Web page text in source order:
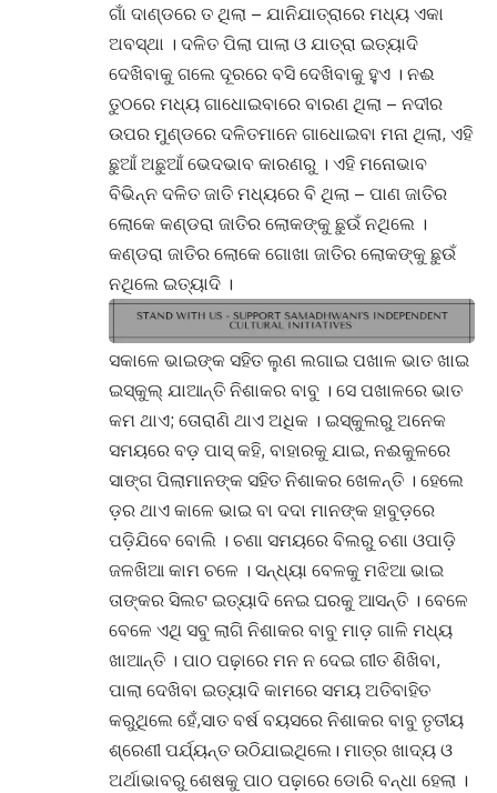
ଗାଁ ଦାଣ୍ଡରେ ତ ଥିଲା – ଯାନିଯାତ୍ରାରେ ମଧ୍ୟ ଏକା
ଅବସ୍ଥା । ଦଳିତ ପିଲା ପାଲା ଓ ଯାତ୍ରା ଇତ୍ୟାଦି
ଦେଖିବାକୁ ଗଲେ ଦୂରରେ ବସି ଦେଖିବାକୁ ହୁଏ । ନଈ
ତୁଠରେ ମଧ୍ୟ ଗାଧୋଇବାରେ ବାରଣ ଥିଲା – ନଦୀର
ଉପର ମୁଣ୍ଡରେ ଦଳିତମାନେ ଗାଧୋଇବା ମନା ଥିଲା, ଏହି
ଛୁଆଁ ଅଛୁଆଁ ଭେଦଭାବ କାରଣରୁ । ଏହି ମନୋଭାବ
ବିଭିନ୍ନ ଦଳିତ ଜାତି ମଧ୍ୟରେ ବି ଥିଲା – ପାଣ ଜାତିର
ଲୋକେ କଣ୍ଡରା ଜାତିର ଲୋକଙ୍କୁ ଛୁଉଁ ନଥିଲେ ।
କଣ୍ଡରା ଜାତିର ଲୋକେ ଗୋଖା ଜାତିର ଲୋକଙ୍କୁ ଛୁଉଁ
ନଥିଲେ ଇତ୍ୟାଦି ।
ସକାଳେ ଭାଇଙ୍କ ସହିତ ଲୁଣ ଲଗାଇ ପଖାଳ ଭାତ ଖାଇ
ଇସ୍କୁଲ୍ ଯାଆନ୍ତି ନିଶାକର ବାବୁ । ସେ ପଖାଳରେ ଭାତ
କମ ଥାଏ; ତୋରାଣି ଥାଏ ଅଧିକ । ଇସ୍କୁଲରୁ ଅନେକ
ସମୟରେ ବଡ଼ ପାସ୍ କହି, ବାହାରକୁ ଯାଇ, ନଈକୁଳରେ
ସାଙ୍ଗ ପିଲାମାନଙ୍କ ସହିତ ନିଶାକର ଖେଳନ୍ତି । ହେଲେ
ଡ଼ର ଥାଏ କାଳେ ଭାଇ ବା ଦଦା ମାନଙ୍କ ହାବୁଡ଼ରେ
ପଡ଼ିଯିବେ ବୋଲି । ଚଣା ସମୟରେ ବିଲରୁ ଚଣା ଓପାଡ଼ି
ଜଳଖିଆ କାମ ଚଳେ । ସନ୍ଧ୍ୟା ବେଳକୁ ମଝିଆ ଭାଇ
ତାଙ୍କର ସିଲଟ ଇତ୍ୟାଦି ନେଇ ଘରକୁ ଆସନ୍ତି । ବେଳେ
ବେଳେ ଏଥି ସବୁ ଲାଗି ନିଶାକର ବାବୁ ମାଡ଼ ଗାଳି ମଧ୍ୟ
ଖାଆନ୍ତି । ପାଠ ପଢ଼ାରେ ମନ ନ ଦେଇ ଗୀତ ଶିଖିବା,
ପାଲା ଦେଖିବା ଇତ୍ୟାଦି କାମରେ ସମୟ ଅତିବାହିତ
କରୁଥିଲେ ହେଁ,ସାତ ବର୍ଷ ବୟସରେ ନିଶାକର ବାବୁ ତୃତୀୟ
ଶ୍ରେଣୀ ପର୍ଯ୍ୟନ୍ତ ଉଠିଯାଇଥିଲେ। ମାତ୍ର ଖାଦ୍ୟ ଓ
ଅର୍ଥାଭାବରୁ ଶେଷକୁ ପାଠ ପଢ଼ାରେ ଡୋରି ବନ୍ଧା ହେଲା ।